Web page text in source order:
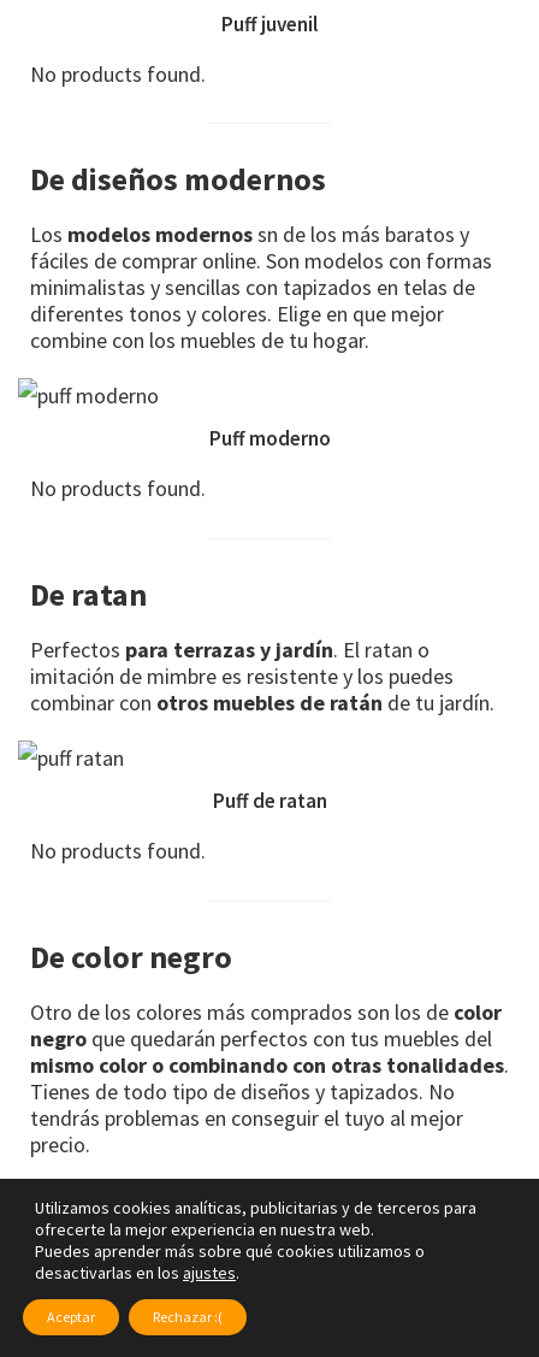
Puff juvenil
No products found.
De diseños modernos
Los modelos modernossn de los más baratos y
fáciles de comprar online. Son modelos con formas
minimalistas y sencillas con tapizados en telas de
diferentes tonos y colores. Elige en que mejor
combine con los muebles de tu hogar.
Puff moderno
No products found.
De ratan
Perfectos para terrazas y jardín. El ratan o
imitación de mimbre es resistente y los puedes
combinar con otros muebles de ratán de tu jardín.
Puff de ratan
No products found.
De color negro
Otro de los colores más comprados son los de color
negro que quedarán perfectos con tus muebles del
mismo color o combinando con otras tonalidades.
Tienes de todo tipo de diseños y tapizados. No
tendrás problemas en conseguir el tuyo al mejor
precio.
Puff negro
No products found.
Utilizamos cookies analíticas, publicitarias y de terceros para
ofrecerte la mejor experiencia en nuestra web.
Puedes aprender más sobre qué cookies utilizamos o
desactivarlas en los ajustes.
Aceptar Rechazar :(